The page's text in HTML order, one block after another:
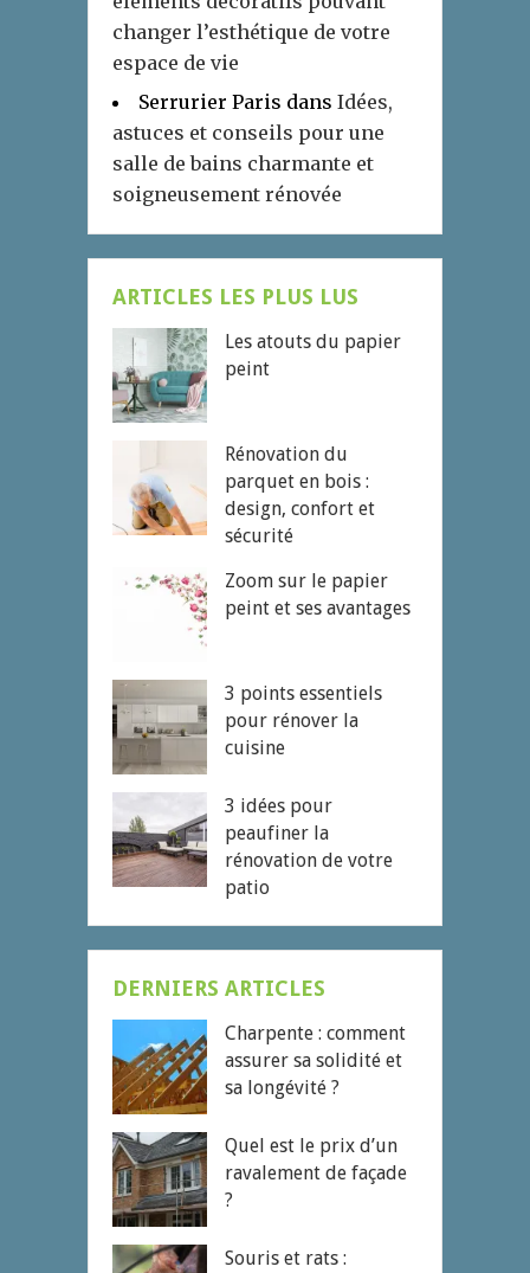
changer l’esthétique de votre
espace de vie
Serrurier Paris dans Idées,
astuces et conseils pour une
salle de bains charmante et
soigneusement rénovée
ARTICLES LES PLUS LUS
Les atouts du papier
peint
Rénovation du
parquet en bois :
design, confort et
sécurité
Zoom sur le papier
peint et ses avantages
3 points essentiels
pour rénover la
cuisine
3 idées pour
peaufiner la
rénovation de votre
patio
DERNIERS ARTICLES
Charpente : comment
assurer sa solidité et
sa longévité ?
Quel est le prix d’un
ravalement de façade
?
Souris et rats :